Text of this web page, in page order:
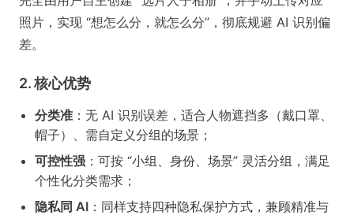
照片，实现 “想怎么分，就怎么分”，彻底规避 AI 识别偏
差。
2. 核心优势
分类准 ：无 AI 识别误差，适合人物遮挡多（戴口罩、
帽子）、需自定义分组的场景；
可控性强 ：可按 “小组、身份、场景” 灵活分组，满足
个性化分类需求；
隐私同 AI ：同样支持四种隐私保护方式，兼顾精准与